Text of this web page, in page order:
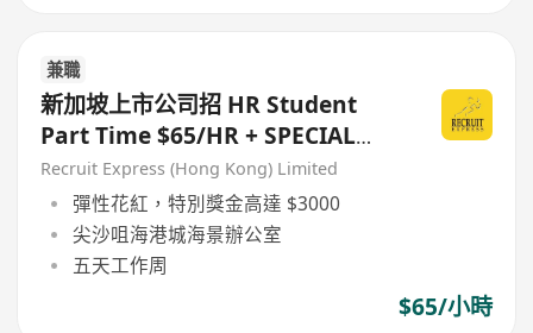
兼職
新加坡上市公司招 HR Student
Part Time $65/HR + SPECIAL
BONUS
Recruit Express (Hong Kong) Limited
彈性花紅，特別獎金高達 $3000
尖沙咀海港城海景辦公室
五天工作周
$65/小時